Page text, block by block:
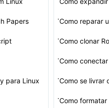
Papers
para Linux
·Como reparar
·Como clonar
·Como
·Como se livrar
·Como